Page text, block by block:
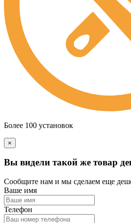
Более 100 установок
×
Вы видели такой же товар
Сообщите нам и мы сделаем еще
Ваше имя
Телефон